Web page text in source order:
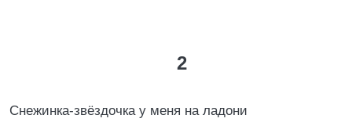
2
Снежинка-звёздочка у меня на ладони